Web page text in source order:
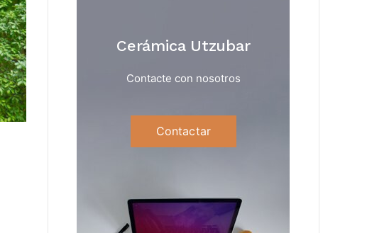
Cerámica Utzubar
Contacte con nosotros
Contactar